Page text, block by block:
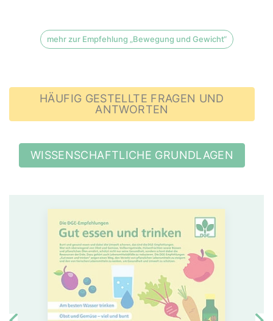
mehr zur Empfehlung „Bewegung und Gewicht“
HÄUFIG GESTELLTE FRAGEN UND
ANTWORTEN
WISSENSCHAFTLICHE GRUNDLAGEN